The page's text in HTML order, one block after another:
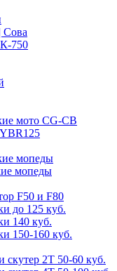
Сова
750
мото CG-CB
мопеды
мопеды
F50 и F80
до 125 куб.
140 куб.
150-160 куб.
скутер 2Т 50-60 куб.